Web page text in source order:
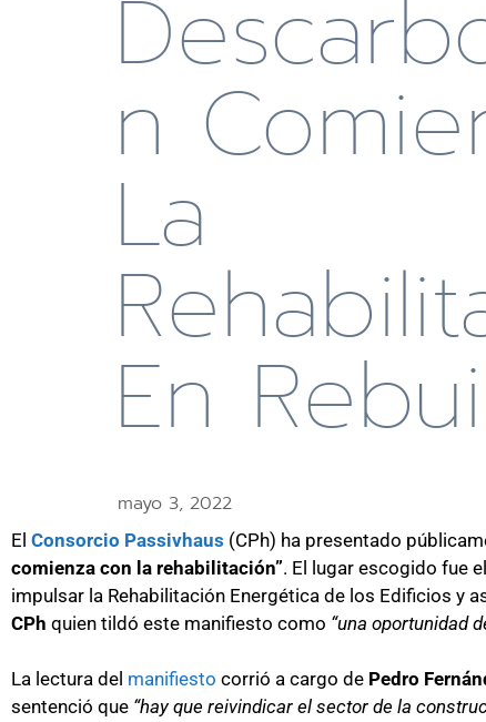
N
La
En
mayo 3, 2022
El Consorcio Passivhaus (CPh) ha presentado
comienza con la rehabilitación”. El lugar escogido fue e
impulsar la Rehabilitación Energética de los Edificios y
CPh quien tildó este manifiesto como “una oportunidad
La lectura del manifiesto corrió a cargo de Pedro
sentenció que “hay que reivindicar el sector de la